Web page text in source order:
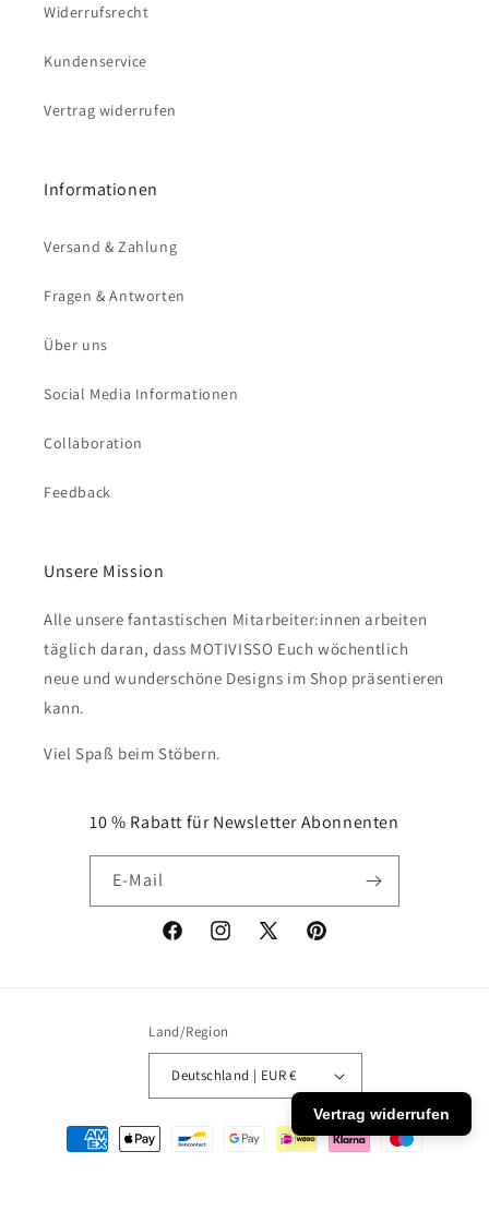
Widerrufsrecht
Kundenservice
Vertrag widerrufen
Informationen
Versand & Zahlung
Fragen & Antworten
Über uns
Social Media Informationen
Collaboration
Feedback
Unsere Mission
Alle unsere fantastischen Mitarbeiter:innen arbeiten
täglich daran, dass MOTIVISSO Euch wöchentlich
neue und wunderschöne Designs im Shop präsentieren
kann.
Viel Spaß beim Stöbern.
10 % Rabatt für Newsletter Abonnenten
E-Mail
FacebookInstagram
X
Pinterest
Land/Region
Deutschland | EUR €
Zahlungsmethoden
Vertrag widerrufen